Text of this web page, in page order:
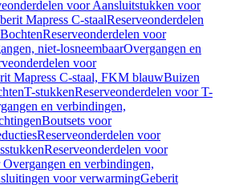
voor Aansluitstukken voor
Mapress C-staalReserveonderdelen
BochtenReserveonderdelen voor
niet-losneembaarOvergangen en
voor
Mapress C-staal, FKM blauwBuizen
T-stukkenReserveonderdelen voor T-
en verbindingen,
Boutsets voor
Reserveonderdelen voor
Reserveonderdelen voor
en verbindingen,
voor verwarmingGeberit